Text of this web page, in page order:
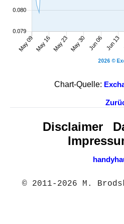
Chart-Quelle:
Disclaimer
© 2011-2026 M.